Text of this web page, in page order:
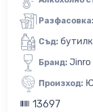
Разфасовка:
Съд:
Бранд: Jinro
Произход:
13697